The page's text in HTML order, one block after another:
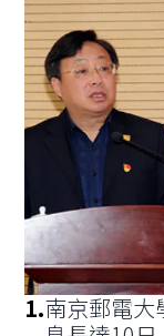
1.南京郵電